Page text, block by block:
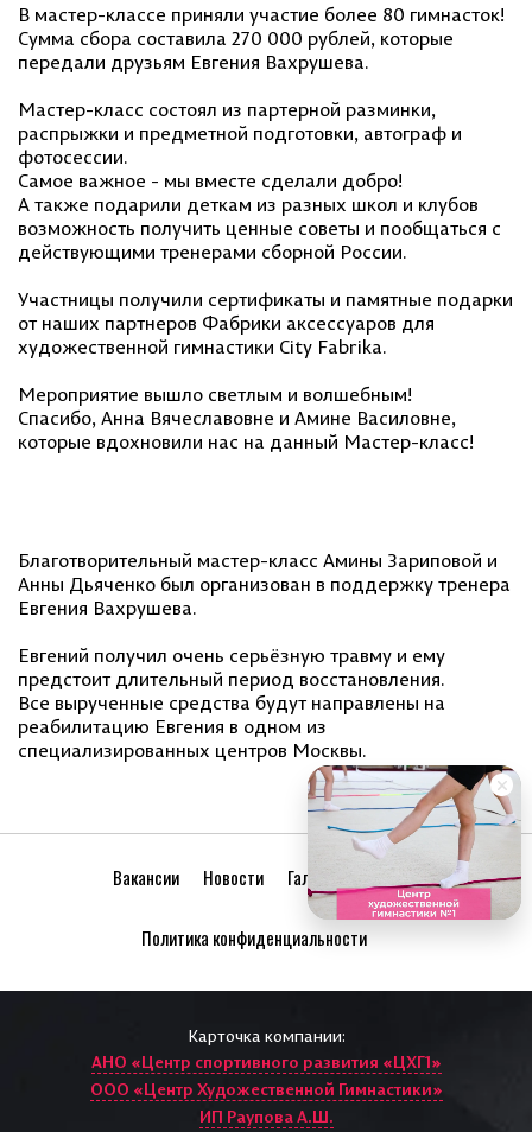
В мастер-классе приняли участие более 80 гимнасток!
Сумма сбора составила 270 000 рублей, которые
передали друзьям Евгения Вахрушева.
Мастер-класс состоял из партерной разминки,
распрыжки и предметной подготовки, автограф и
фотосессии. ⠀
Самое важное - мы вместе сделали добро!
А также подарили деткам из разных школ и клубов
возможность получить ценные советы и пообщаться с
действующими тренерами сборной России.
Участницы получили сертификаты и памятные подарки
от наших партнеров Фабрики аксессуаров для
художественной гимнастики City Fabrika.
Мероприятие вышло светлым и волшебным!
Спасибо, Анна Вячеславовне и Амине Василовне,
которые вдохновили нас на данный Мастер-класс!
Благотворительный мастер-класс Амины Зариповой и
Анны Дьяченко был организован в поддержку тренера
Евгения Вахрушева.
Евгений получил очень серьёзную травму и ему
предстоит длительный период восстановления.
Все вырученные средства будут направлены на
реабилитацию Евгения в одном из
специализированных центров Москвы.
Вакансии Новости Галерея Друзья
Политика конфиденциальности
Карточка компании:
АНО «Центр спортивного развития «ЦХГ1»
ООО «Центр Художественной Гимнастики»
ИП Раупова А.Ш.